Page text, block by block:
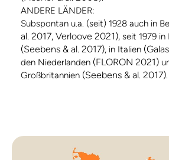
ANDERE LÄNDER:
Subspontan u.a. (seit) 1928 auch in
al. 2017, Verloove 2021), seit 1979
(Seebens & al. 2017), in Italien
den Niederlanden (FLORON 2021)
Großbritannien (Seebens & al. 2017).